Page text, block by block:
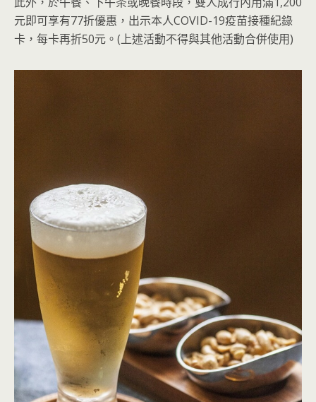
元即可享有77折優惠，出示本人COVID-19疫苗接種紀錄
卡，每卡再折50元。(上述活動不得與其他活動合併使用)